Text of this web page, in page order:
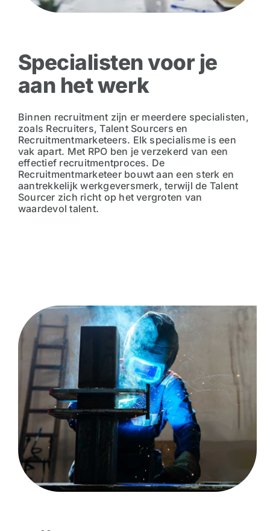
Specialisten voor je
aan het werk
Binnen recruitment zijn er meerdere specialisten,
zoals Recruiters, Talent Sourcers en
Recruitmentmarketeers. Elk specialisme is een
vak apart. Met RPO ben je verzekerd van een
effectief recruitmentproces. De
Recruitmentmarketeer bouwt aan een sterk en
aantrekkelijk werkgeversmerk, terwijl de Talent
Sourcer zich richt op het vergroten van
waardevol talent.